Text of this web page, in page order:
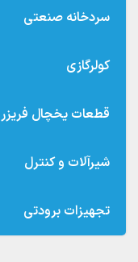
سردخانه صنعتی
کولرگازی
قطعات یخچال فریزر
شیرآلات و کنترل
تجهیزات برودتی